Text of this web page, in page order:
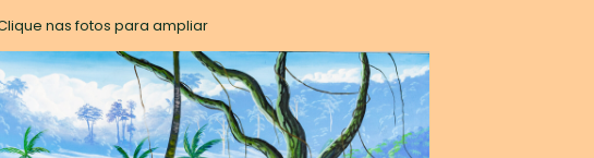
nas fotos para ampliar